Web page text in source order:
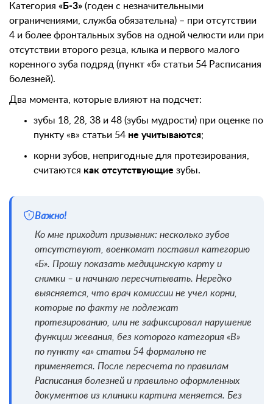
Категория «Б-3» (годен с незначительными
ограничениями, служба обязательна) – при отсутствии
4 и более фронтальных зубов на одной челюсти или при
отсутствии второго резца, клыка и первого малого
коренного зуба подряд (пункт «б» статьи 54 Расписания
болезней).
Два момента, которые влияют на подсчет:
зубы 18, 28, 38 и 48 (зубы мудрости) при оценке по
пункту «в» статьи 54 не учитываются;
корни зубов, непригодные для протезирования,
считаются как отсутствующие зубы.
Важно!
Ко мне приходит призывник: несколько зубов
отсутствуют, военкомат поставил категорию
«Б». Прошу показать медицинскую карту и
снимки – и начинаю пересчитывать. Нередко
выясняется, что врач комиссии не учел корни,
которые по факту не подлежат
протезированию, или не зафиксировал нарушение
функции жевания, без которого категория «В»
по пункту «а» статьи 54 формально не
применяется. После пересчета по правилам
Расписания болезней и правильно оформленных
документов из клиники картина меняется. Без